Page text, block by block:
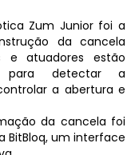
Zum Junior foi a
da cancela
e atuadores estão
para detectar a
a abertura e
da cancela foi
BitBloq, um interface